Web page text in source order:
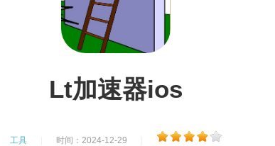
Lt加速器ios
工具 时间：2024-12-29